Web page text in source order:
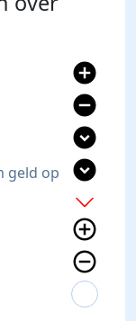
geld op
add_circle
remove_circle
expand_circle_down
expand_circle_down
add
add_circle_outline
remove_circle_outline
expand_more
expand_less